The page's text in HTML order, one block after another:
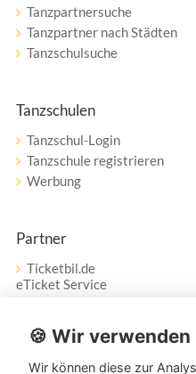
Tanzpartnersuche
Tanzpartner nach Städten
Tanzschulsuche
Tanzschulen
Tanzschul-Login
Tanzschule registrieren
Werbung
Partner
Ticketbil.de
eTicket Service
Vertrag widerrufen
🍪 Wir
Wir können diese zur